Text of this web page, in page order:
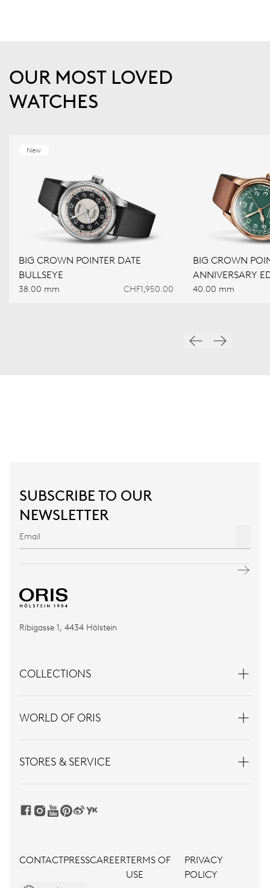
OUR MOST LOVED
WATCHES
New
BIG CROWN POINTER DATE
BULLSEYE
38.00 mm CHF1,950.00
BIG CROWN
ANNIVERSARY
40.00 mm
SUBSCRIBE TO OUR
NEWSLETTER
Ribigasse 1, 4434 Hölstein
COLLECTIONS
WORLD OF ORIS
STORES & SERVICE
CONTACTPRESSCAREERTERMS OF
USE
PRIVACY
POLICY